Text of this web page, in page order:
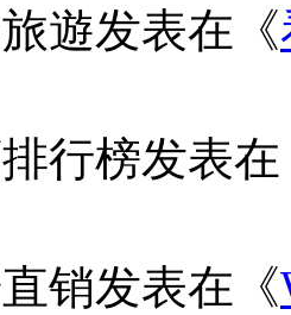
遊发表在《
行榜发表在
销发表在《